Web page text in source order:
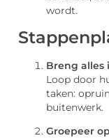
wordt.
Breng alles
Loop door
taken:
buitenwerk.
Groepeer